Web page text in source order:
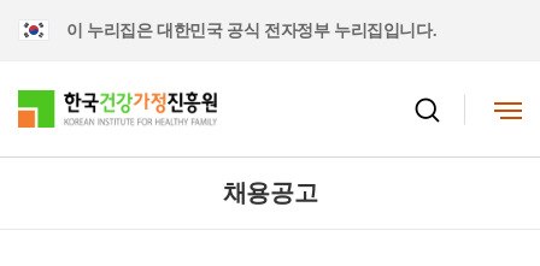
이 누리집은 대한민국 공식 전자정부 누리집입니다.
채용공고